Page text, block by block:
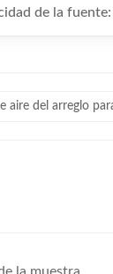
de la fuente:
aire del arreglo